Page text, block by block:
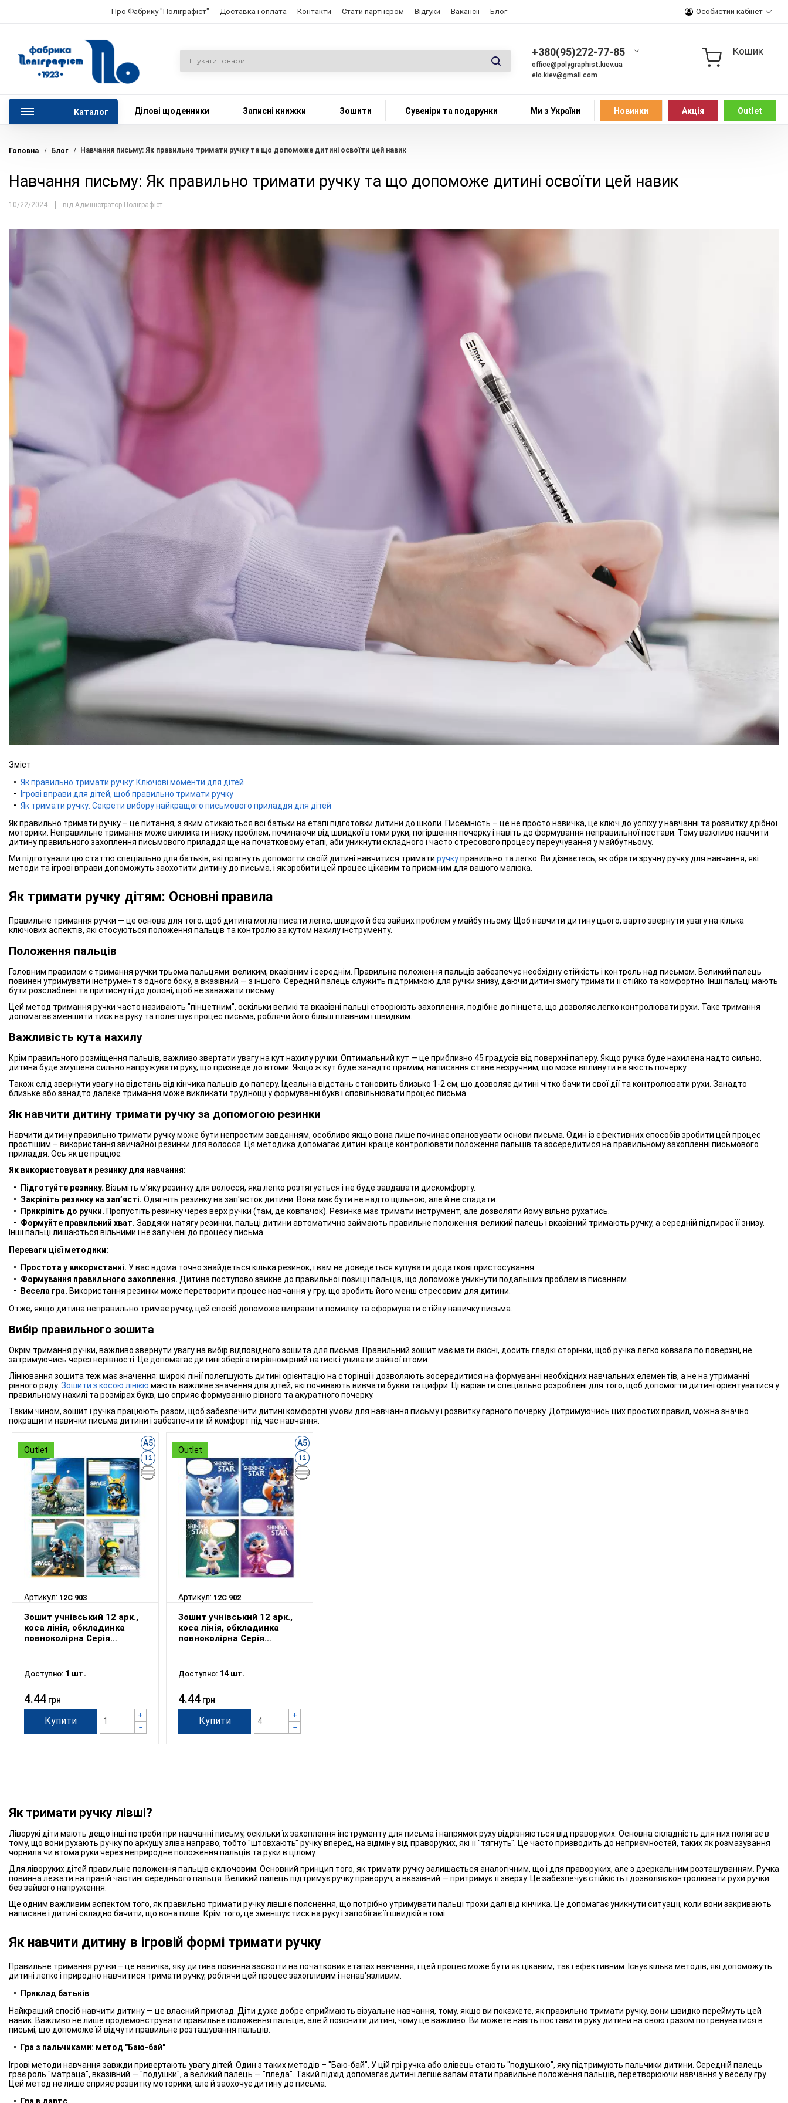
Про Фабрику "Поліграфіст" Доставка і оплата Контакти Стати партнером Відгуки Вакансії Блог Особистий кабінет
+380(95)272-77-85
office@polygraphist.kiev.ua
elo.kiev@gmail.com
Кошик
Каталог Ділові щоденники Записні книжки Зошити Сувеніри та подарунки Ми з України Новинки Акція Outlet
Головна Блог Навчання письму: Як правильно тримати ручку та що допоможе дитині освоїти цей навик
Навчання письму: Як правильно тримати ручку та що допоможе дитині освоїти цей навик
10/22/2024 від Адміністратор Поліграфіст
Зміст
Як правильно тримати ручку: Ключові моменти для дітей
Ігрові вправи для дітей, щоб правильно тримати ручку
Як тримати ручку: Секрети вибору найкращого письмового приладдя для дітей
Як правильно тримати ручку – це питання, з яким стикаються всі батьки на етапі підготовки дитини до школи. Писемність – це не просто навичка, це ключ до успіху у навчанні та розвитку дрібної
моторики. Неправильне тримання може викликати низку проблем, починаючи від швидкої втоми руки, погіршення почерку і навіть до формування неправильної постави. Тому важливо навчити
дитину правильного захоплення письмового приладдя ще на початковому етапі, аби уникнути складного і часто стресового процесу переучування у майбутньому.
Ми підготували цю статтю спеціально для батьків, які прагнуть допомогти своїй дитині навчитися тримати ручкуправильно та легко. Ви дізнаєтесь, як обрати зручну ручку для навчання, які
методи та ігрові вправи допоможуть заохотити дитину до письма, і як зробити цей процес цікавим та приємним для вашого малюка.
Як тримати ручку дітям: Основні правила
Правильне тримання ручки — це основа для того, щоб дитина могла писати легко, швидко й без зайвих проблем у майбутньому. Щоб навчити дитину цього, варто звернути увагу на кілька
ключових аспектів, які стосуються положення пальців та контролю за кутом нахилу інструменту.
Положення пальців
Головним правилом є тримання ручки трьома пальцями: великим, вказівним і середнім. Правильне положення пальців забезпечує необхідну стійкість і контроль над письмом. Великий палець
повинен утримувати інструмент з одного боку, а вказівний — з іншого. Середній палець служить підтримкою для ручки знизу, даючи дитині змогу тримати її стійко та комфортно. Інші пальці мають
бути розслаблені та притиснуті до долоні, щоб не заважати письму.
Цей метод тримання ручки часто називають "пінцетним", оскільки великі та вказівні пальці створюють захоплення, подібне до пінцета, що дозволяє легко контролювати рухи. Таке тримання
допомагає зменшити тиск на руку та полегшує процес письма, роблячи його більш плавним і швидким.
Важливість кута нахилу
Крім правильного розміщення пальців, важливо звертати увагу на кут нахилу ручки. Оптимальний кут — це приблизно 45 градусів від поверхні паперу. Якщо ручка буде нахилена надто сильно,
дитина буде змушена сильно напружувати руку, що призведе до втоми. Якщо ж кут буде занадто прямим, написання стане незручним, що може вплинути на якість почерку.
Також слід звернути увагу на відстань від кінчика пальців до паперу. Ідеальна відстань становить близько 1-2 см, що дозволяє дитині чітко бачити свої дії та контролювати рухи. Занадто
близьке або занадто далеке тримання може викликати труднощі у формуванні букв і сповільнювати процес письма.
Як навчити дитину тримати ручку за допомогою резинки
Навчити дитину правильно тримати ручку може бути непростим завданням, особливо якщо вона лише починає опановувати основи письма. Один із ефективних способів зробити цей процес
простішим – використання звичайної резинки для волосся. Ця методика допомагає дитині краще контролювати положення пальців та зосередитися на правильному захопленні письмового
приладдя. Ось як це працює:
Як використовувати резинку для навчання:
Підготуйте резинку. Візьміть м’яку резинку для волосся, яка легко розтягується і не буде завдавати дискомфорту.
Закріпіть резинку на зап’ясті. Одягніть резинку на зап'ясток дитини. Вона має бути не надто щільною, але й не спадати.
Прикріпіть до ручки. Пропустіть резинку через верх ручки (там, де ковпачок). Резинка має тримати інструмент, але дозволяти йому вільно рухатись.
Формуйте правильний хват. Завдяки натягу резинки, пальці дитини автоматично займають правильне положення: великий палець і вказівний тримають ручку, а середній підпирає її знизу.
Інші пальці лишаються вільними і не залучені до процесу письма.
Переваги цієї методики:
Простота у використанні. У вас вдома точно знайдеться кілька резинок, і вам не доведеться купувати додаткові пристосування.
Формування правильного захоплення. Дитина поступово звикне до правильної позиції пальців, що допоможе уникнути подальших проблем із писанням.
Весела гра. Використання резинки може перетворити процес навчання у гру, що зробить його менш стресовим для дитини.
Отже, якщо дитина неправильно тримає ручку, цей спосіб допоможе виправити помилку та сформувати стійку навичку письма.
Вибір правильного зошита
Окрім тримання ручки, важливо звернути увагу на вибір відповідного зошита для письма. Правильний зошит має мати якісні, досить гладкі сторінки, щоб ручка легко ковзала по поверхні, не
затримуючись через нерівності. Це допомагає дитині зберігати рівномірний натиск і уникати зайвої втоми.
Лініювання зошита теж має значення: широкі лінії полегшують дитині орієнтацію на сторінці і дозволяють зосередитися на формуванні необхідних навчальних елементів, а не на утриманні
рівного ряду. Зошити з косою лінією мають важливе значення для дітей, які починають вивчати букви та цифри. Ці варіанти спеціально розроблені для того, щоб допомогти дитині орієнтуватися у
правильному нахилі та розмірах букв, що сприяє формуванню рівного та акуратного почерку.
Таким чином, зошит і ручка працюють разом, щоб забезпечити дитині комфортні умови для навчання письму і розвитку гарного почерку. Дотримуючись цих простих правил, можна значно
покращити навички письма дитини і забезпечити їй комфорт під час навчання.
Outlet
А5
12
Артикул: 12С 903
Зошит учнівський 12 арк.,
коса лінія, обкладинка
повноколірна Серія
4.44 грн
Доступно: 1 шт.
Купити
+
−
Outlet
А5
12
Артикул: 12С 902
Зошит учнівський 12 арк.,
коса лінія, обкладинка
повноколірна Серія
4.44 грн
Доступно: 14 шт.
Купити
+
−
Як тримати ручку лівші?
Ліворукі діти мають дещо інші потреби при навчанні письму, оскільки їх захоплення інструменту для письма і напрямок руху відрізняються від праворуких. Основна складність для них полягає в
тому, що вони рухають ручку по аркушу зліва направо, тобто "штовхають" ручку вперед, на відміну від праворуких, які її "тягнуть". Це часто призводить до неприємностей, таких як розмазування
чорнила чи втома руки через неприродне положення пальців та руки в цілому.
Для ліворуких дітей правильне положення пальців є ключовим. Основний принцип того, як тримати ручку залишається аналогічним, що і для праворуких, але з дзеркальним розташуванням. Ручка
повинна лежати на правій частині середнього пальця. Великий палець підтримує ручку праворуч, а вказівний — притримує її зверху. Це забезпечує стійкість і дозволяє контролювати рухи ручки
без зайвого напруження.
Ще одним важливим аспектом того, як правильно тримати ручку лівші є пояснення, що потрібно утримувати пальці трохи далі від кінчика. Це допомагає уникнути ситуації, коли вони закривають
написане і дитині складно бачити, що вона пише. Крім того, це зменшує тиск на руку і запобігає її швидкій втомі.
Як навчити дитину в ігровій формі тримати ручку
Правильне тримання ручки – це навичка, яку дитина повинна засвоїти на початкових етапах навчання, і цей процес може бути як цікавим, так і ефективним. Існує кілька методів, які допоможуть
дитині легко і природно навчитися тримати ручку, роблячи цей процес захопливим і ненав'язливим.
Приклад батьків
Найкращий спосіб навчити дитину — це власний приклад. Діти дуже добре сприймають візуальне навчання, тому, якщо ви покажете, як правильно тримати ручку, вони швидко переймуть цей
навик. Важливо не лише продемонструвати правильне положення пальців, але й пояснити дитині, чому це важливо. Ви можете навіть поставити руку дитини на свою і разом потренуватися в
письмі, що допоможе їй відчути правильне розташування пальців.
Гра з пальчиками: метод "Баю-бай"
Ігрові методи навчання завжди привертають увагу дітей. Один з таких методів – "Баю-бай". У цій грі ручка або олівець стають "подушкою", яку підтримують пальчики дитини. Середній палець
грає роль "матраца", вказівний — "подушки", а великий палець — "пледа". Такий підхід допомагає дитині легше запам'ятати правильне положення пальців, перетворюючи навчання у веселу гру.
Цей метод не лише сприяє розвитку моторики, але й заохочує дитину до письма.
Гра в дартс